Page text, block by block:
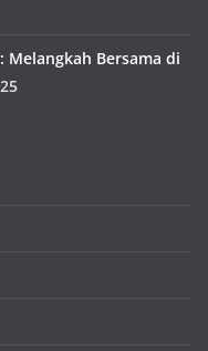
Melangkah Bersama di